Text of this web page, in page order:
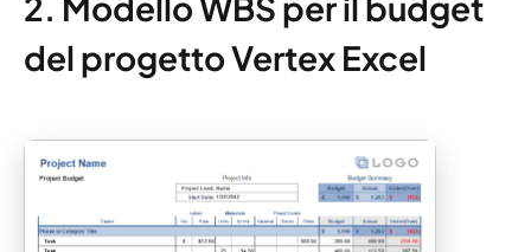
del progetto Vertex Excel